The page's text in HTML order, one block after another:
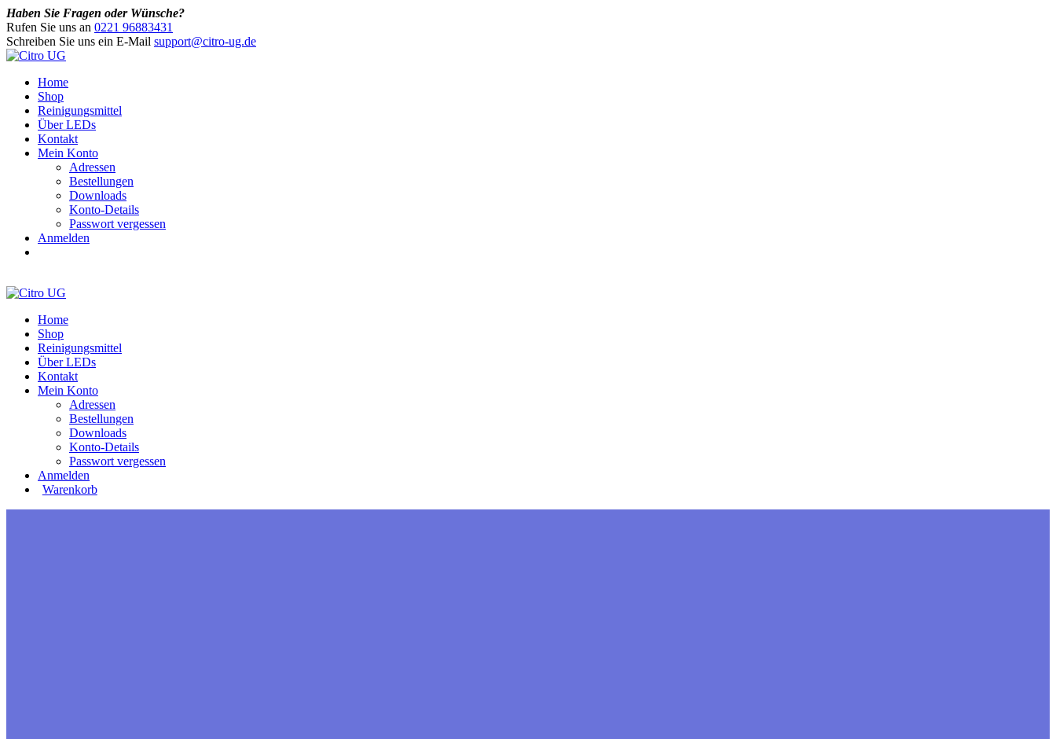
Haben Sie Fragen oder Wünsche?
Rufen Sie uns an 0221 96883431
Schreiben Sie uns ein E-Mail support@citro-ug.de
Home
Shop
Reinigungsmittel
Über LEDs
Kontakt
Mein Konto
Adressen
Bestellungen
Downloads
Konto-Details
Passwort vergessen
Anmelden
Home
Shop
Reinigungsmittel
Über LEDs
Kontakt
Mein Konto
Adressen
Bestellungen
Downloads
Konto-Details
Passwort vergessen
Anmelden
Warenkorb